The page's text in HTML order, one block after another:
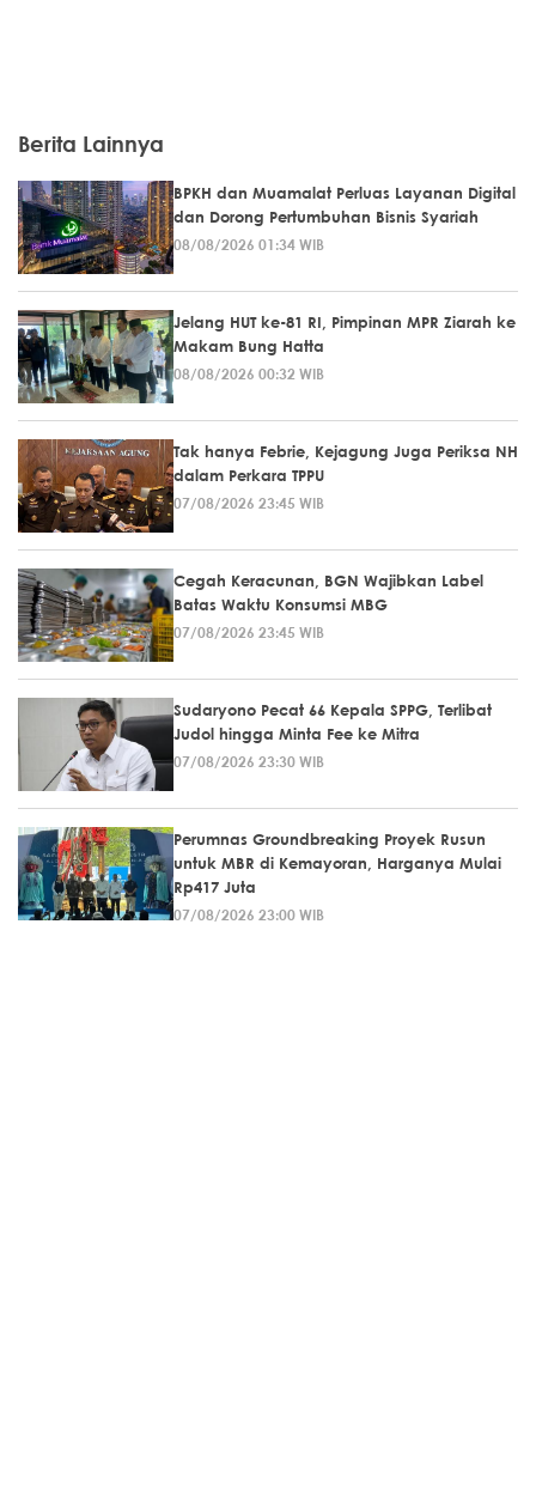
Berita Lainnya
BPKH dan Muamalat Perluas Layanan Digital
dan Dorong Pertumbuhan Bisnis Syariah
08/08/2026 01:34 WIB
Jelang HUT ke-81 RI, Pimpinan MPR Ziarah ke
Makam Bung Hatta
08/08/2026 00:32 WIB
Tak hanya Febrie, Kejagung Juga Periksa NH
dalam Perkara TPPU
07/08/2026 23:45 WIB
Cegah Keracunan, BGN Wajibkan Label
Batas Waktu Konsumsi MBG
07/08/2026 23:45 WIB
Sudaryono Pecat 66 Kepala SPPG, Terlibat
Judol hingga Minta Fee ke Mitra
07/08/2026 23:30 WIB
Perumnas Groundbreaking Proyek Rusun
untuk MBR di Kemayoran, Harganya Mulai
Rp417 Juta
07/08/2026 23:00 WIB